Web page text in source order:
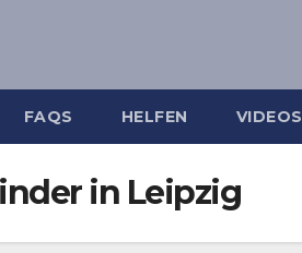
FAQS HELFEN VIDEOS
in Leipzig